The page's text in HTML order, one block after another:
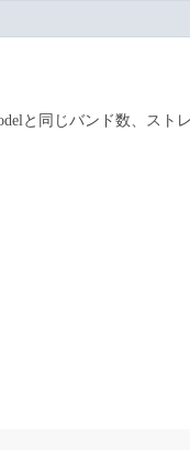
と同じバンド数、ス